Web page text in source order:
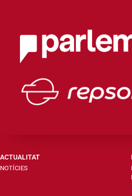
ACTUALITAT
NOTÍCIES